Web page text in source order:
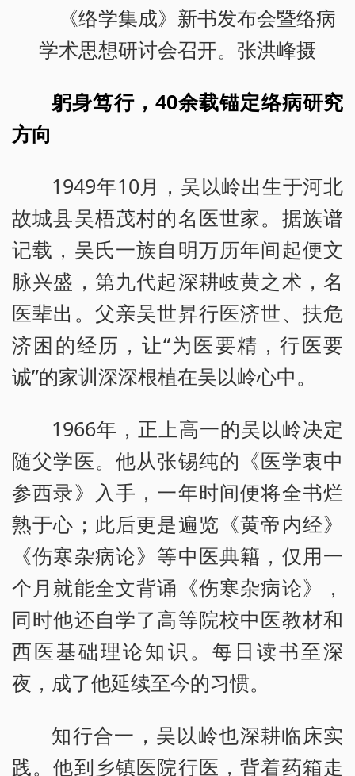
《络学集成》新书发布会暨络病
学术思想研讨会召开。张洪峰摄
躬身笃行，40余载锚定络病研究
方向
1949年10月，吴以岭出生于河北
故城县吴梧茂村的名医世家。据族谱
记载，吴氏一族自明万历年间起便文
脉兴盛，第九代起深耕岐黄之术，名
医辈出。父亲吴世昇行医济世、扶危
济困的经历，让“为医要精，行医要
诚”的家训深深根植在吴以岭心中。
1966年，正上高一的吴以岭决定
随父学医。他从张锡纯的《医学衷中
参西录》入手，一年时间便将全书烂
熟于心；此后更是遍览《黄帝内经》
《伤寒杂病论》等中医典籍，仅用一
个月就能全文背诵《伤寒杂病论》，
同时他还自学了高等院校中医教材和
西医基础理论知识。每日读书至深
夜，成了他延续至今的习惯。
知行合一，吴以岭也深耕临床实
践。他到乡镇医院行医，背着药箱走